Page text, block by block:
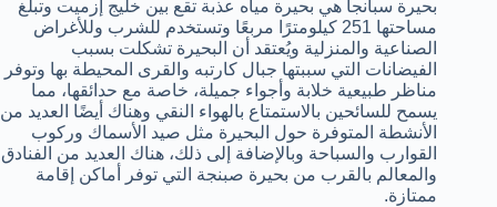
بحيرة سبانجا هي بحيرة مياه عذبة تقع بين خليج إزميت وتبلغ
مساحتها 251 كيلومترًا مربعًا وتستخدم للشرب وللأغراض
الصناعية والمنزلية ويُعتقد أن البحيرة تشكلت بسبب
الفيضانات التي سببتها جبال كارتبه والقرى المحيطة بها وتوفر
مناظر طبيعية خلابة وأجواء جميلة، خاصة مع حدائقها، مما
يسمح للسائحين بالاستمتاع بالهواء النقي وهناك أيضًا العديد من
الأنشطة المتوفرة حول البحيرة مثل صيد الأسماك وركوب
القوارب والسباحة وبالإضافة إلى ذلك، هناك العديد من الفنادق
والمعالم بالقرب من بحيرة صبنجة التي توفر أماكن إقامة
ممتازة.